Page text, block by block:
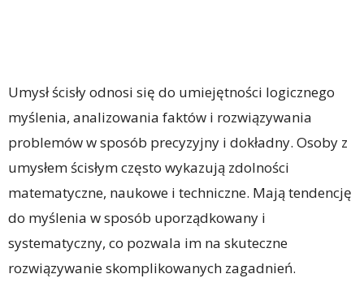
Umysł ścisły odnosi się do umiejętności logicznego
myślenia, analizowania faktów i rozwiązywania
problemów w sposób precyzyjny i dokładny. Osoby z
umysłem ścisłym często wykazują zdolności
matematyczne, naukowe i techniczne. Mają tendencję
do myślenia w sposób uporządkowany i
systematyczny, co pozwala im na skuteczne
rozwiązywanie skomplikowanych zagadnień.